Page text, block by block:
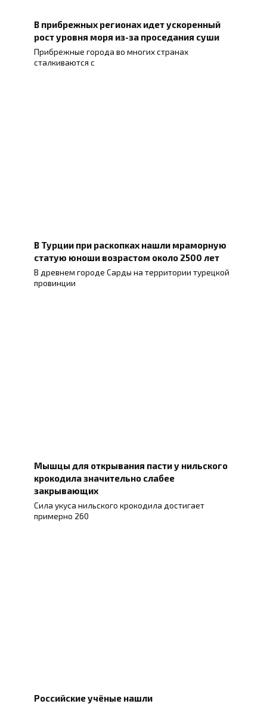
В прибрежных регионах идет ускоренный
рост уровня моря из-за проседания суши
Прибрежные города во многих странах
сталкиваются с
В Турции при раскопках нашли мраморную
статую юноши возрастом около 2500 лет
В древнем городе Сарды на территории турецкой
провинции
Мышцы для открывания пасти у нильского
крокодила значительно слабее
закрывающих
Сила укуса нильского крокодила достигает
примерно 260
Российские учёные нашли